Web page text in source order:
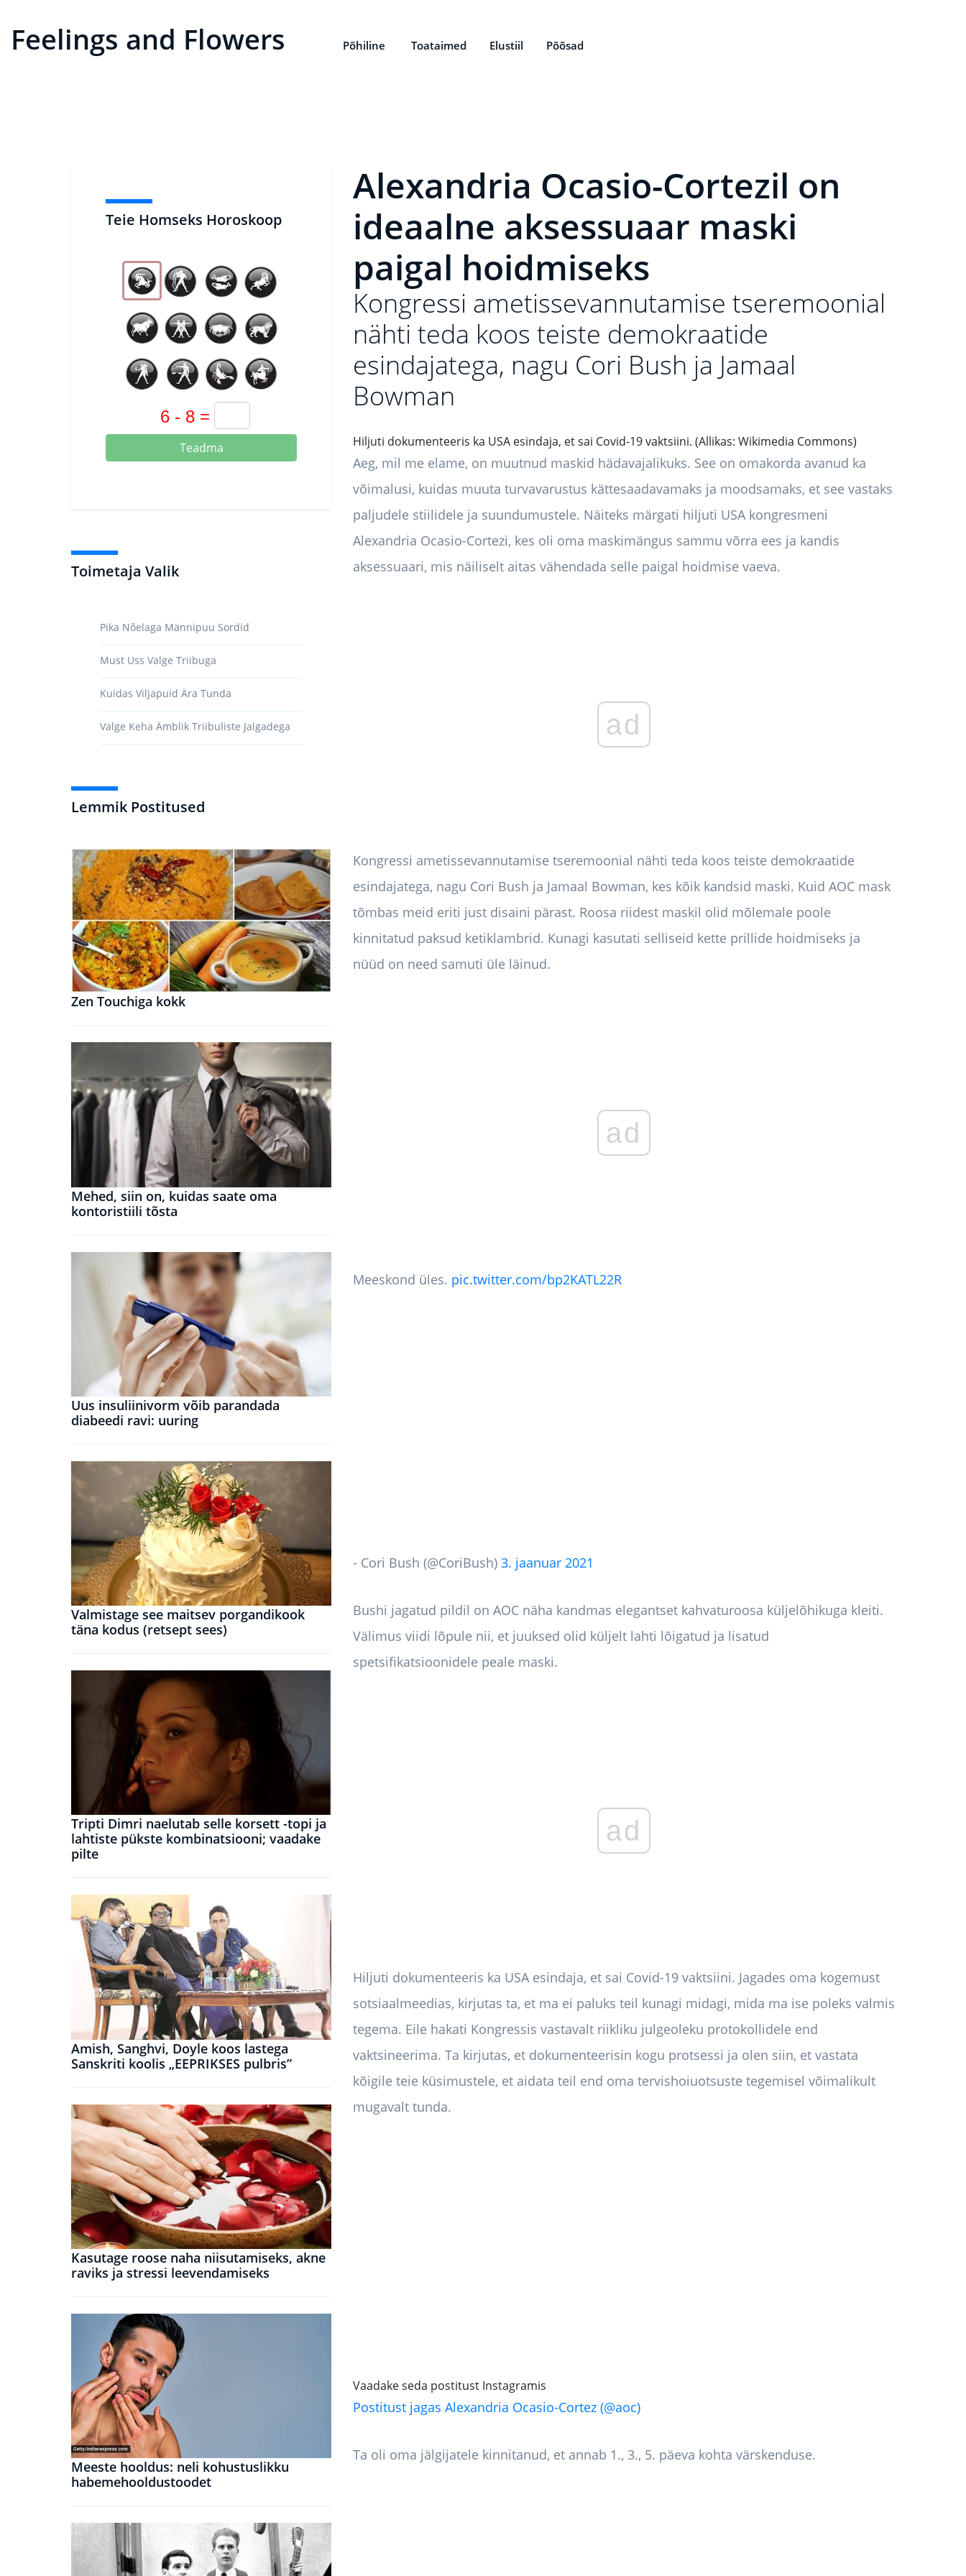
Feelings and Flowers Põhiline Toataimed Elustiil Põõsad
Teie Homseks Horoskoop
Teadma
Toimetaja Valik
Pika Nõelaga Männipuu Sordid
Must Uss Valge Triibuga
Kuidas Viljapuid Ära Tunda
Valge Keha Ämblik Triibuliste Jalgadega
Lemmik Postitused
Zen Touchiga kokk
Mehed, siin on, kuidas saate oma
kontoristiili tõsta
Uus insuliinivorm võib parandada
diabeedi ravi: uuring
Valmistage see maitsev porgandikook
täna kodus (retsept sees)
Tripti Dimri naelutab selle korsett -topi ja
lahtiste pükste kombinatsiooni; vaadake
pilte
Amish, Sanghvi, Doyle koos lastega
Sanskriti koolis „EEPRIKSES pulbris”
Kasutage roose naha niisutamiseks, akne
raviks ja stressi leevendamiseks
Meeste hooldus: neli kohustuslikku
habemehooldustoodet
Alexandria Ocasio-Cortezil on
ideaalne aksessuaar maski
paigal hoidmiseks
Kongressi ametissevannutamise tseremoonial
nähti teda koos teiste demokraatide
esindajatega, nagu Cori Bush ja Jamaal
Bowman
Hiljuti dokumenteeris ka USA esindaja, et sai Covid-19 vaktsiini. (Allikas: Wikimedia Commons)
Aeg, mil me elame, on muutnud maskid hädavajalikuks. See on omakorda avanud ka
võimalusi, kuidas muuta turvavarustus kättesaadavamaks ja moodsamaks, et see vastaks
paljudele stiilidele ja suundumustele. Näiteks märgati hiljuti USA kongresmeni
Alexandria Ocasio-Cortezi, kes oli oma maskimängus sammu võrra ees ja kandis
aksessuaari, mis näiliselt aitas vähendada selle paigal hoidmise vaeva.
ad
Kongressi ametissevannutamise tseremoonial nähti teda koos teiste demokraatide
esindajatega, nagu Cori Bush ja Jamaal Bowman, kes kõik kandsid maski. Kuid AOC mask
tõmbas meid eriti just disaini pärast. Roosa riidest maskil olid mõlemale poole
kinnitatud paksud ketiklambrid. Kunagi kasutati selliseid kette prillide hoidmiseks ja
nüüd on need samuti üle läinud.
ad
Meeskond üles. pic.twitter.com/bp2KATL22R
- Cori Bush (@CoriBush) 3. jaanuar 2021
Bushi jagatud pildil on AOC näha kandmas elegantset kahvaturoosa küljelõhikuga kleiti.
Välimus viidi lõpule nii, et juuksed olid küljelt lahti lõigatud ja lisatud
spetsifikatsioonidele peale maski.
ad
Hiljuti dokumenteeris ka USA esindaja, et sai Covid-19 vaktsiini. Jagades oma kogemust
sotsiaalmeedias, kirjutas ta, et ma ei paluks teil kunagi midagi, mida ma ise poleks valmis
tegema. Eile hakati Kongressis vastavalt riikliku julgeoleku protokollidele end
vaktsineerima. Ta kirjutas, et dokumenteerisin kogu protsessi ja olen siin, et vastata
kõigile teie küsimustele, et aidata teil end oma tervishoiuotsuste tegemisel võimalikult
mugavalt tunda.
Vaadake seda postitust Instagramis
Postitust jagas Alexandria Ocasio-Cortez (@aoc)
Ta oli oma jälgijatele kinnitanud, et annab 1., 3., 5. päeva kohta värskenduse.